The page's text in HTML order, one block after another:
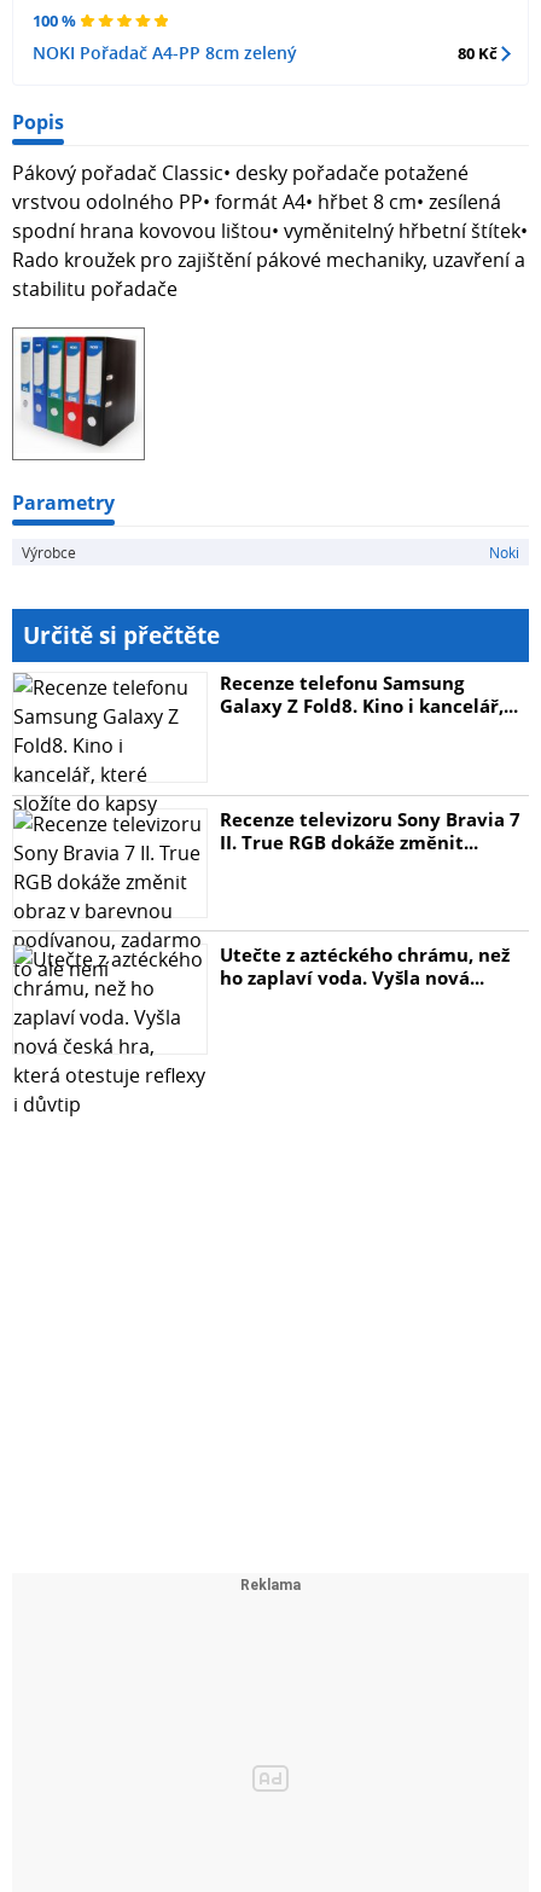
100 %
NOKI Pořadač A4-PP 8cm zelený 80 Kč
Popis
Pákový pořadač Classic• desky pořadače potažené
vrstvou odolného PP• formát A4• hřbet 8 cm• zesílená
spodní hrana kovovou lištou• vyměnitelný hřbetní štítek•
Rado kroužek pro zajištění pákové mechaniky, uzavření a
stabilitu pořadače
Parametry
Výrobce Noki
Určitě si přečtěte
Recenze telefonu Samsung
Galaxy Z Fold8. Kino i kancelář,...
Recenze televizoru Sony Bravia 7
II. True RGB dokáže změnit...
Utečte z aztéckého chrámu, než
ho zaplaví voda. Vyšla nová...